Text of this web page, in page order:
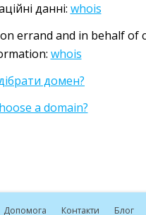
данні: whois
errand and in behalf of
whois
домен?
a domain?
Допомога Контакти Блог